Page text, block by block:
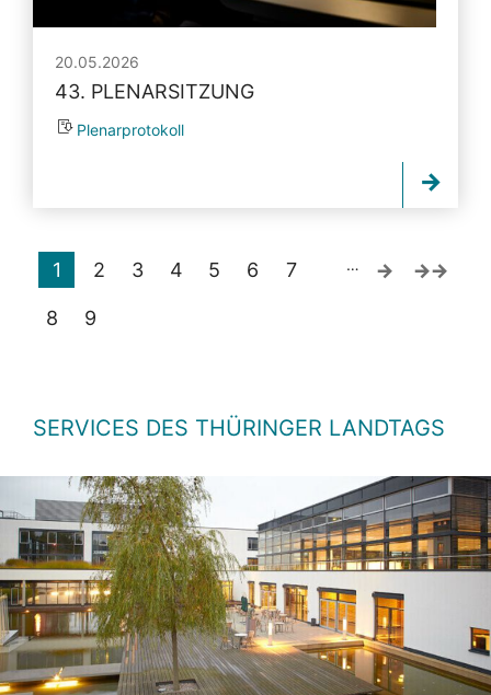
20.05.2026
43. PLENARSITZUNG
Plenarprotokoll
1 2 3 4 5 6 7
8 9
…
SERVICES DES THÜRINGER LANDTAGS